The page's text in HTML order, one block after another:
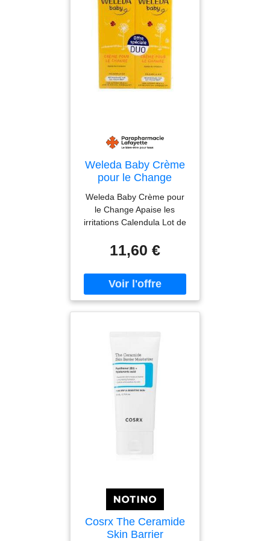
Weleda Baby Crème
pour le Change
Calendula Lot de 2 x
75 ml - Lot 2 x 75 ml
Weleda Baby Crème pour
le Change Apaise les
irritations Calendula Lot de
pour le change qui apporte
douceur et confort au siège
de bébé. Elle réduit les
rougeurs et apaise
11,60 €
Cosrx The Ceramide
Skin Barrier